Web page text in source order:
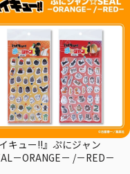
イキュー!!』ぷにジャン
－ORANGE－ /－RED－